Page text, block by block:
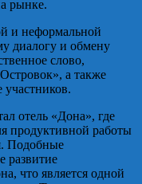
рынке.
и неформальной
диалогу и обмену
слово,
а также
отель «Дона», где
продуктивной работы
Подобные
развитие
что является одной